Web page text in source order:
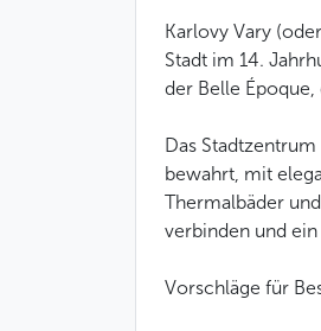
Karlovy Vary
Stadt im 14.
der Belle
Das
bewahrt, mit
Thermalbäder
verbinden und
Vorschläge für